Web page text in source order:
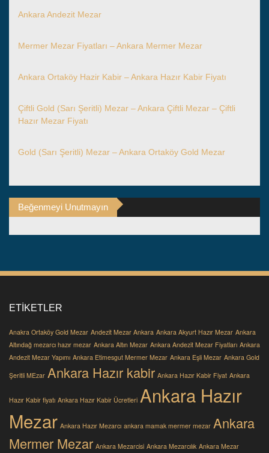
Ankara Andezit Mezar
Mermer Mezar Fiyatları – Ankara Mermer Mezar
Ankara Ortaköy Hazir Kabir – Ankara Hazır Kabir Fiyatı
Çiftli Gold (Sarı Şeritli) Mezar – Ankara Çiftli Mezar – Çiftli
Hazır Mezar Fiyatı
Gold (Sarı Şeritli) Mezar – Ankara Ortaköy Gold Mezar
Beğenmeyi Unutmayın
ETIKETLER
Anakra Ortaköy Gold Mezar Andezit Mezar Ankara Ankara Akyurt Hazır Mezar Ankara
Altındağ mezarcı hazır mezar Ankara Altın Mezar Ankara Andezit Mezar Fiyatları Ankara
Andezit Mezar Yapımı Ankara Etimesgut Mermer Mezar Ankara Eşli Mezar Ankara Gold
Şeritli MEzar Ankara Hazır kabir Ankara Hazır Kabir Fiyat Ankara
Hazır Kabir fiyatı Ankara Hazır Kabir Ücretleri Ankara Hazır
Mezar Ankara Hazır Mezarcı ankara mamak mermer mezar Ankara
Mermer Mezar Ankara Mezarcisi Ankara Mezarcılık Ankara Mezar